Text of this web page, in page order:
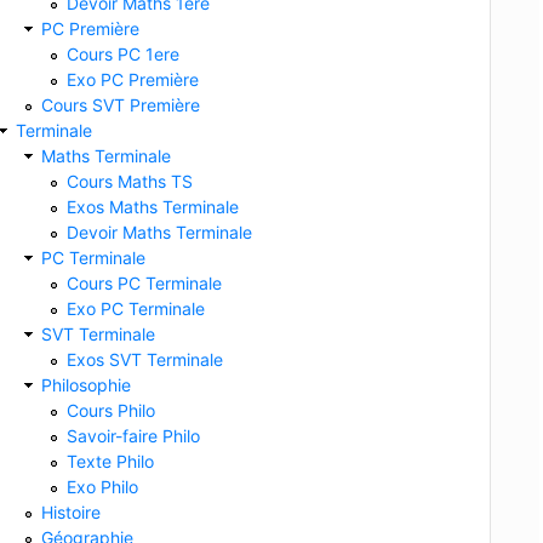
PC Première
Cours PC 1ere
Exo PC Première
Cours SVT Première
Terminale
Maths Terminale
Cours Maths TS
Exos Maths Terminale
Devoir Maths Terminale
PC Terminale
Cours PC Terminale
Exo PC Terminale
SVT Terminale
Exos SVT Terminale
Philosophie
Cours Philo
Savoir-faire Philo
Texte Philo
Exo Philo
Histoire
Géographie